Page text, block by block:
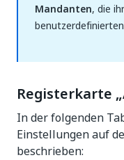
Mandanten, die
Registerkarte
In der folgenden
Einstellungen auf
beschrieben: